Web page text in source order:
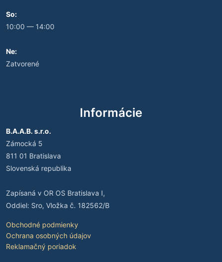
So:
10:00 — 14:00
Ne:
Zatvorené
Informácie
B.A.A.B. s.r.o.
Zámocká 5
811 01 Bratislava
Slovenská republika
Zapísaná v OR OS Bratislava I,
Oddiel: Sro, Vložka č. 182562/B
Obchodné podmienky
Ochrana osobných údajov
Reklamačný poriadok